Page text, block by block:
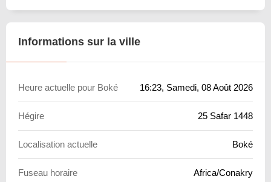
Informations sur la ville
Heure actuelle pour Boké 16:23, Samedi, 08 Août 2026
Hégire 25 Safar 1448
Localisation actuelle Boké
Fuseau horaire Africa/Conakry